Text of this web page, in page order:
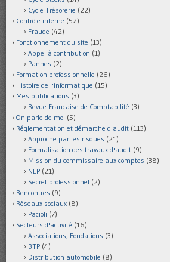
Cycle Trésorerie (22)
Contrôle interne (52)
Fraude (42)
Fonctionnement du site (13)
Appel à contribution (1)
Pannes (2)
Formation professionnelle (26)
Histoire de l'informatique (15)
Mes publications (3)
Revue Française de Comptabilité (3)
On parle de moi (5)
Réglementation et démarche d'audit (113)
Approche par les risques (21)
Formalisation des travaux d'audit (9)
Mission du commissaire aux comptes (38)
NEP (21)
Secret professionnel (2)
Rencontres (9)
Réseaux sociaux (8)
Pacioli (7)
Secteurs d'activité (16)
Associations, Fondations (3)
BTP (4)
Distribution automobile (8)